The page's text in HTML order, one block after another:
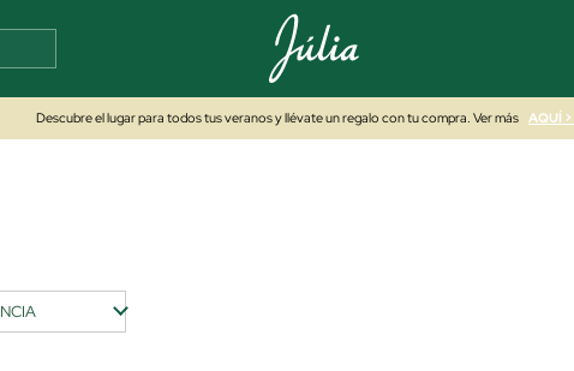
Descubre el lugar para todos tus veranos y llévate un regalo con tu compra. Ver más AQUÍ